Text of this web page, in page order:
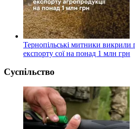
Тернопільські митники викрили
експорту сої на понад 1 млн грн
Суспільство